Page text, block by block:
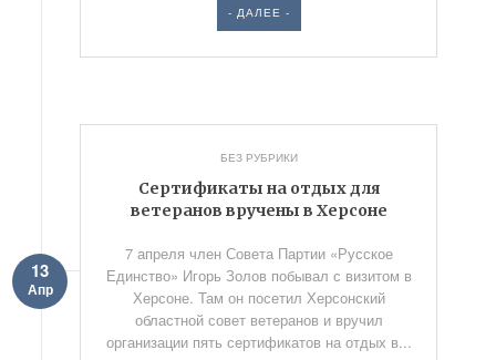
- ДАЛЕЕ -
БЕЗ РУБРИКИ
Сертификаты на отдых для
ветеранов вручены в Херсоне
13
Апр
7 апреля член Совета Партии «Русское
Единство» Игорь Золов побывал с визитом в
Херсоне. Там он посетил Херсонский
областной совет ветеранов и вручил
организации пять сертификатов на отдых в...